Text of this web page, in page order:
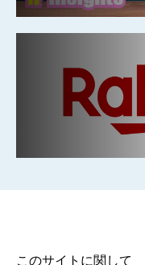
このサイトに関して